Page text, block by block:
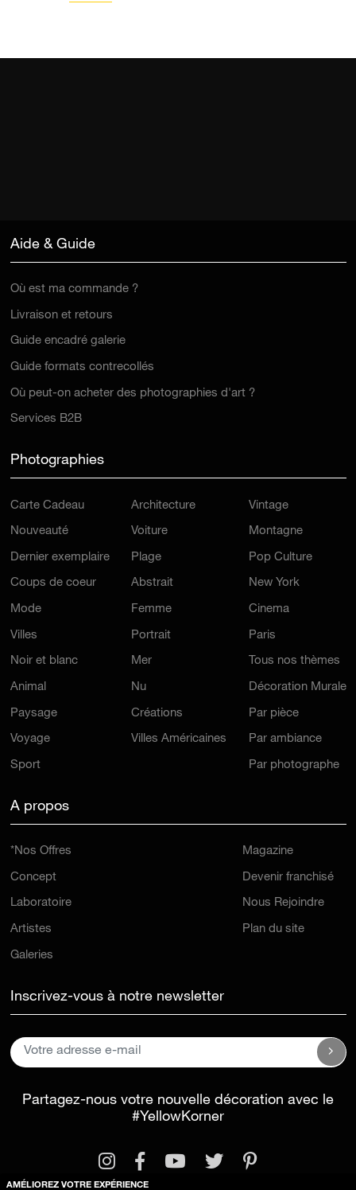
Aide & Guide
Où est ma commande ?
Livraison et retours
Guide encadré galerie
Guide formats contrecollés
Où peut-on acheter des photographies d'art ?
Services B2B
Photographies
Carte Cadeau
Nouveauté
Dernier exemplaire
Coups de coeur
Mode
Villes
Noir et blanc
Animal
Paysage
Voyage
Sport
Architecture
Voiture
Plage
Abstrait
Femme
Portrait
Mer
Nu
Créations
Villes Américaines
Vintage
Montagne
Pop Culture
New York
Cinema
Paris
Tous nos thèmes
Décoration Murale
Par pièce
Par ambiance
Par photographe
A propos
*Nos Offres
Concept
Laboratoire
Artistes
Galeries
Magazine
Devenir franchisé
Nous Rejoindre
Plan du site
Inscrivez-vous à notre newsletter
Partagez-nous votre nouvelle décoration avec le
#YellowKorner
AMÉLIOREZ VOTRE EXPÉRIENCE